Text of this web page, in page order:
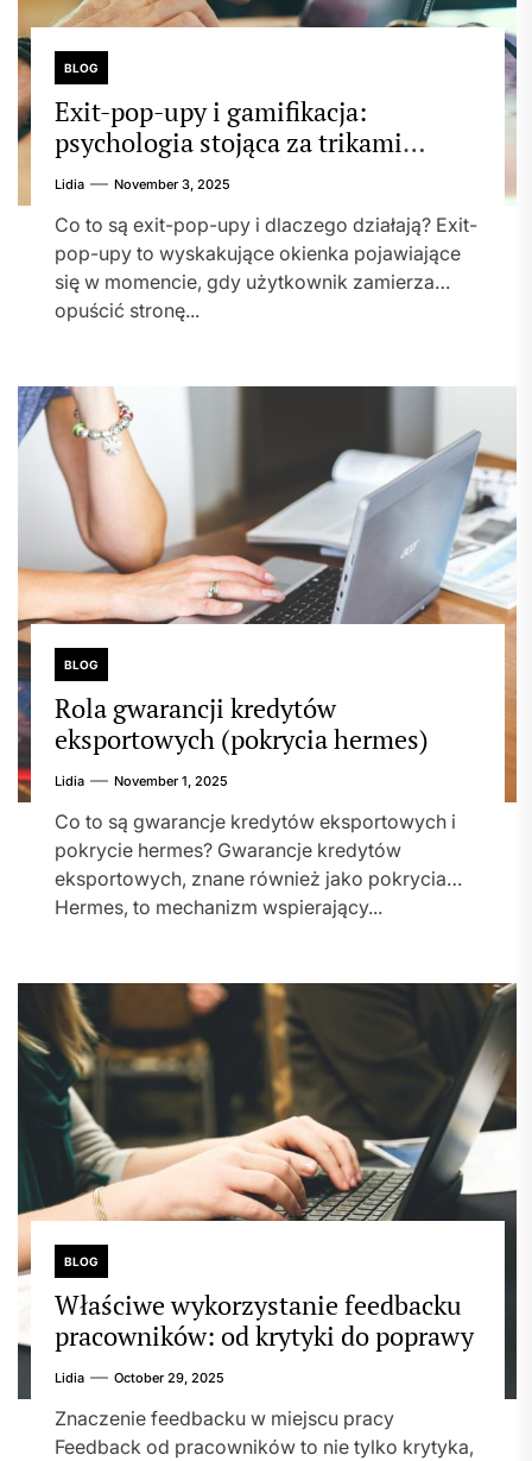
BLOG
Exit-pop-upy i gamifikacja:
psychologia stojąca za trikami
sprzedażowymi
Lidia November 3, 2025
Co to są exit-pop-upy i dlaczego działają? Exit-
pop-upy to wyskakujące okienka pojawiające
się w momencie, gdy użytkownik zamierza
opuścić stronę...
BLOG
Rola gwarancji kredytów
eksportowych (pokrycia hermes)
Lidia November 1, 2025
Co to są gwarancje kredytów eksportowych i
pokrycie hermes? Gwarancje kredytów
eksportowych, znane również jako pokrycia
Hermes, to mechanizm wspierający...
BLOG
Właściwe wykorzystanie feedbacku
pracowników: od krytyki do poprawy
Lidia October 29, 2025
Znaczenie feedbacku w miejscu pracy
Feedback od pracowników to nie tylko krytyka,